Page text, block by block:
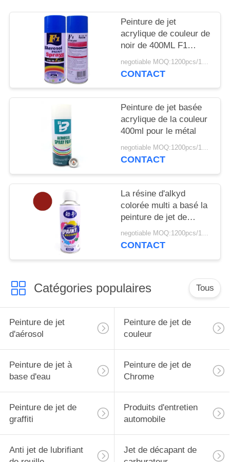
SITE
PRIVACY
POLICY
Peinture de jet
acrylique de couleur de
noir de 400ML F1
65*200mm
negotiable MOQ:1200pcs/100ctns pour chaque couleur
CONTACT
Peinture de jet basée
acrylique de la couleur
400ml pour le métal
negotiable MOQ:1200pcs/100ctns pour chaque couleur
CONTACT
La résine d'alkyd
colorée multi a basé la
peinture de jet de
Rustoleum
negotiable MOQ:1200pcs/100ctns pour chaque couleur
CONTACT
Catégories populaires Tous
Peinture de jet
d'aérosol
Peinture de jet de
couleur
Peinture de jet à
base d'eau
Peinture de jet de
Chrome
Peinture de jet de
graffiti
Produits d'entretien
automobile
Anti jet de lubrifiant
Jet de décapant de